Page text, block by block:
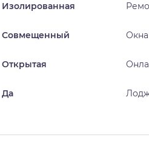
Изолированная
Совмещенный Окна
Открытая
Да